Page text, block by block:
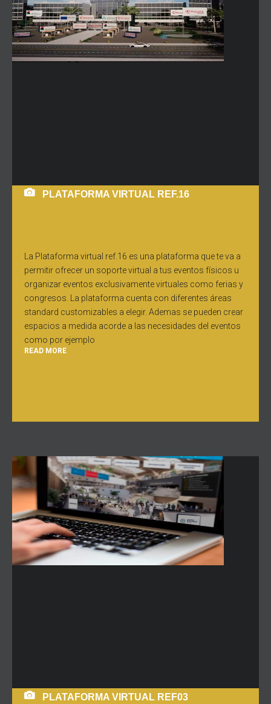
PLATAFORMA VIRTUAL REF.16
La Plataforma virtual ref.16 es una plataforma que te va a
permitir ofrecer un soporte virtual a tus eventos físicos u
organizar eventos exclusivamente virtuales como ferias y
congresos. La plataforma cuenta con diferentes áreas
standard customizables a elegir. Ademas se pueden crear
espacios a medida acorde a las necesidades del eventos
como por ejemplo
READ MORE
PLATAFORMA VIRTUAL REF03